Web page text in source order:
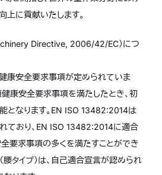
上に貢献いたします。
Directive, 2006/42/EC）につ
康安全要求事項が定められていま
康安全要求事項を満たしたとき、初
となります。EN ISO 13482:2014は
ており、EN ISO 13482:2014に適合
要求事項の多くを満たすことができ
腰タイプ）は、自己適合宣言が認められ